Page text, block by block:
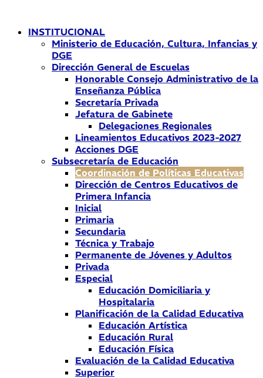
contenidoINSTITUCIONAL
Ministerio de Educación, Cultura, Infancias y
DGE
Dirección General de Escuelas
Honorable Consejo Administrativo de la
Enseñanza Pública
Secretaría Privada
Jefatura de Gabinete
Delegaciones Regionales
Lineamientos Educativos 2023-2027
Acciones DGE
Subsecretaría de Educación
Coordinación de Políticas Educativas
Dirección de Centros Educativos de
Primera Infancia
Inicial
Primaria
Secundaria
Técnica y Trabajo
Permanente de Jóvenes y Adultos
Privada
Especial
Educación Domiciliaria y
Hospitalaria
Planificación de la Calidad Educativa
Educación Artística
Educación Rural
Educación Física
Evaluación de la Calidad Educativa
Superior